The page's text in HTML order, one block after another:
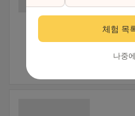
체험 목
나중